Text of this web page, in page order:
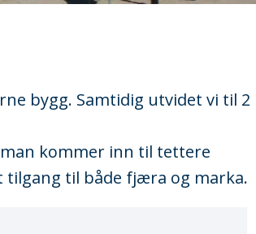
bygg. Samtidig utvidet vi til 2
kommer inn til tettere
tilgang til både fjæra og marka.